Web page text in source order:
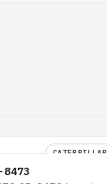
CATERPILLAR
8473